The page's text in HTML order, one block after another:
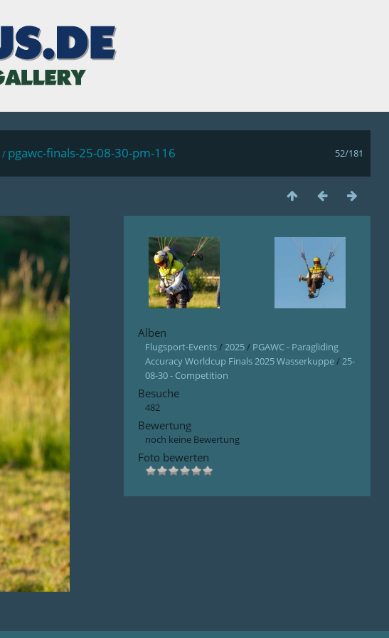
52/181
/ pgawc-finals-25-08-30-pm-116
Alben
Flugsport-Events/2025/ PGAWC - Paragliding
Accuracy Worldcup Finals 2025 Wasserkuppe/25-
08-30 - Competition
Besuche
482
Bewertung
noch keine Bewertung
Foto bewerten